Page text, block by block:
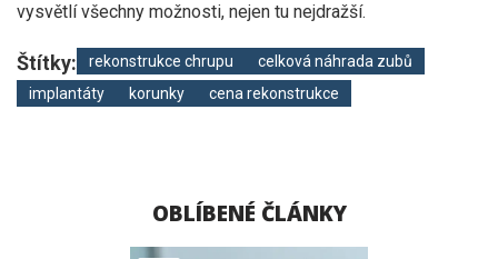
vysvětlí všechny možnosti, nejen tu nejdražší.
Štítky: rekonstrukce chrupu
celková náhrada zubů
implantáty
korunky cena rekonstrukce
OBLÍBENÉ ČLÁNKY